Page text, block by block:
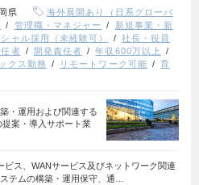
県
海外展開あり（日系グローバ
管理職・マネジャー
新規事業・新
ャル採用（未経験可）
社長・役員
者 開発責任者
年収600万以上
クス勤務 リモートワーク可能
育
・運用および関連する
案・導入サポート業
ビス、WANサービス及びネットワーク関連
テムの構築・運用保守、通…